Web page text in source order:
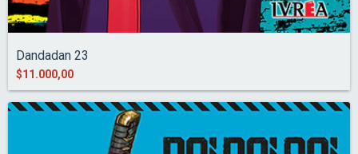
Dandadan 23
$11.000,00